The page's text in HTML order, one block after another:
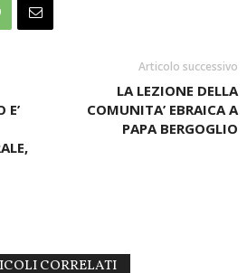
E’
Articolo successivo
LA LEZIONE DELLA
COMUNITA’ EBRAICA A
PAPA BERGOGLIO
CORRELATI